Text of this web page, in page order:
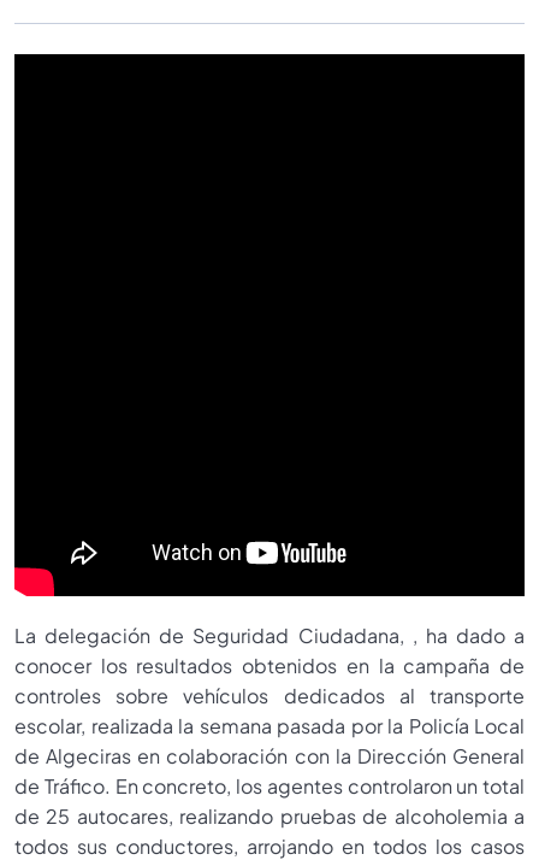
La delegación de Seguridad Ciudadana, , ha dado a
conocer los resultados obtenidos en la campaña de
controles sobre vehículos dedicados al transporte
escolar, realizada la semana pasada por la Policía Local
de Algeciras en colaboración con la Dirección General
de Tráfico. En concreto, los agentes controlaron un total
de 25 autocares, realizando pruebas de alcoholemia a
todos sus conductores, arrojando en todos los casos